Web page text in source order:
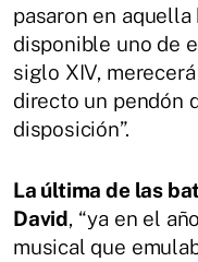
pasaron en
disponible uno de
siglo XIV,
directo un pendón
disposición”.
La última de las
David, “ya en el
musical que